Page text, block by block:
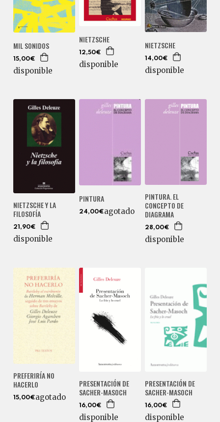
MIL SONIDOS
15,00€
disponible
NIETZSCHE
12,50€
disponible
NIETZSCHE
14,00€
disponible
NIETZSCHE Y LA
FILOSOFÍA
21,90€
disponible
PINTURA
24,00€agotado
PINTURA. EL
CONCEPTO DE
DIAGRAMA
28,00€
disponible
PREFERIRÍA NO
HACERLO
15,00€agotado
PRESENTACIÓN DE
SACHER-MASOCH
16,00€
disponible
PRESENTACIÓN DE
SACHER-MASOCH
16,00€
disponible